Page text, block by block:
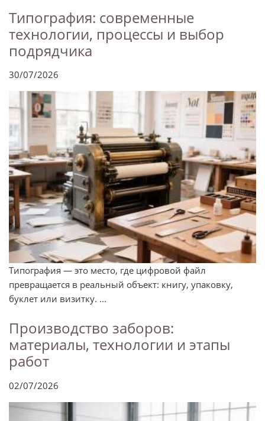
Типография: современные
технологии, процессы и выбор
подрядчика
30/07/2026
Типография — это место, где цифровой файл
превращается в реальный объект: книгу, упаковку,
буклет или визитку. ...
Производство заборов:
материалы, технологии и этапы
работ
02/07/2026